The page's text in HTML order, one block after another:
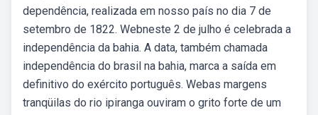
dependência, realizada em nosso país no dia 7 de
setembro de 1822. Webneste 2 de julho é celebrada a
independência da bahia. A data, também chamada
independência do brasil na bahia, marca a saída em
definitivo do exército português. Webas margens
tranqüilas do rio ipiranga ouviram o grito forte de um